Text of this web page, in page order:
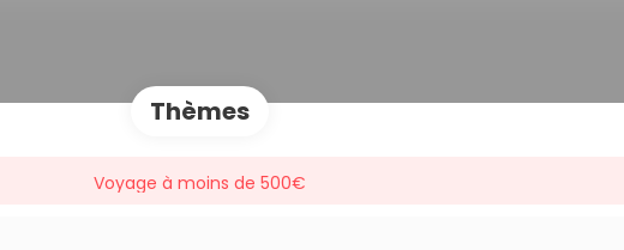
Thèmes
Voyage à moins de 500€